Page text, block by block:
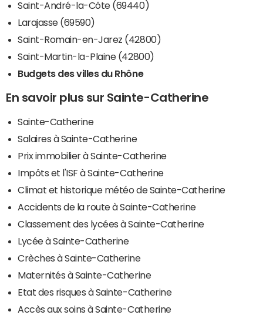
Saint-André-la-Côte (69440)
Larajasse (69590)
Saint-Romain-en-Jarez (42800)
Saint-Martin-la-Plaine (42800)
Budgets des villes du Rhône
En savoir plus sur Sainte-Catherine
Sainte-Catherine
Salaires à Sainte-Catherine
Prix immobilier à Sainte-Catherine
Impôts et l'ISF à Sainte-Catherine
Climat et historique météo de Sainte-Catherine
Accidents de la route à Sainte-Catherine
Classement des lycées à Sainte-Catherine
Lycée à Sainte-Catherine
Crèches à Sainte-Catherine
Maternités à Sainte-Catherine
Etat des risques à Sainte-Catherine
Accès aux soins à Sainte-Catherine